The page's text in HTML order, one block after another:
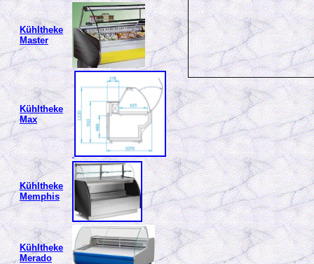
Kühltheke
Master
Kühltheke
Max
Kühltheke
Memphis
Kühltheke
Merado